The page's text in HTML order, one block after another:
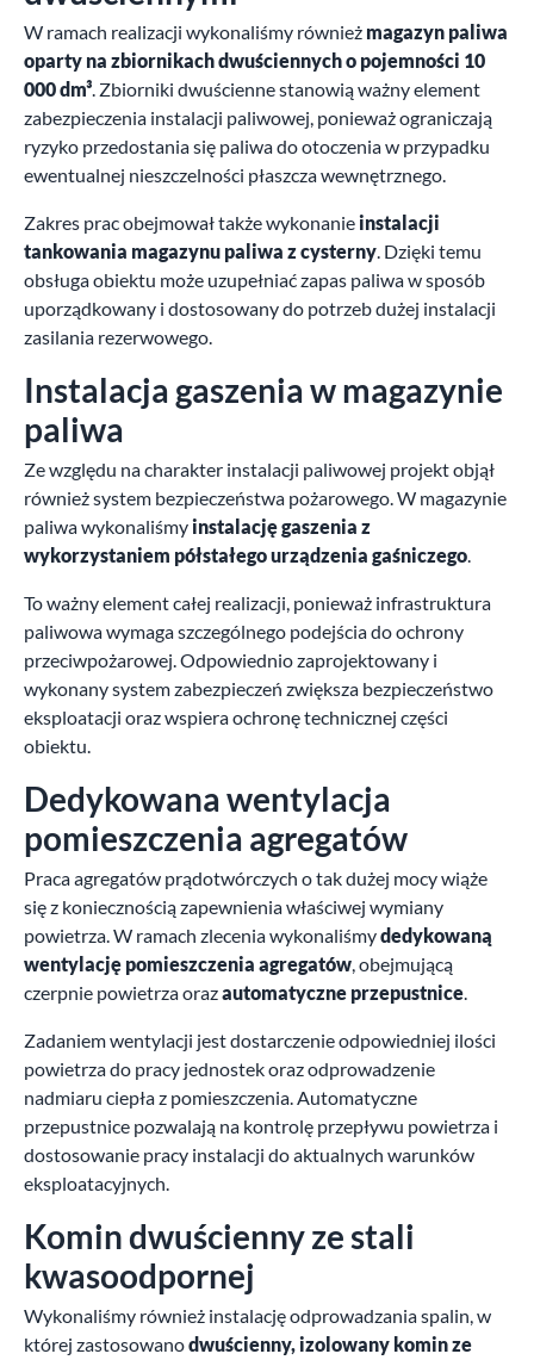
W ramach realizacji wykonaliśmy również magazyn paliwa
oparty na zbiornikach dwuściennych o pojemności 10
000 dm³. Zbiorniki dwuścienne stanowią ważny element
zabezpieczenia instalacji paliwowej, ponieważ ograniczają
ryzyko przedostania się paliwa do otoczenia w przypadku
ewentualnej nieszczelności płaszcza wewnętrznego.
Zakres prac obejmował także wykonanieinstalacji
tankowania magazynu paliwa z cysterny. Dzięki temu
obsługa obiektu może uzupełniać zapas paliwa w sposób
uporządkowany i dostosowany do potrzeb dużej instalacji
zasilania rezerwowego.
Instalacja gaszenia w magazynie
paliwa
Ze względu na charakter instalacji paliwowej projekt objął
również system bezpieczeństwa pożarowego. W magazynie
paliwa wykonaliśmyinstalację gaszenia z
wykorzystaniem półstałego urządzenia gaśniczego.
To ważny element całej realizacji, ponieważ infrastruktura
paliwowa wymaga szczególnego podejścia do ochrony
przeciwpożarowej. Odpowiednio zaprojektowany i
wykonany system zabezpieczeń zwiększa bezpieczeństwo
eksploatacji oraz wspiera ochronę technicznej części
obiektu.
Dedykowana wentylacja
pomieszczenia agregatów
Praca agregatów prądotwórczych o tak dużej mocy wiąże
się z koniecznością zapewnienia właściwej wymiany
powietrza. W ramach zlecenia wykonaliśmydedykowaną
wentylację pomieszczenia agregatów, obejmującą
czerpnie powietrza orazautomatyczne przepustnice.
Zadaniem wentylacji jest dostarczenie odpowiedniej ilości
powietrza do pracy jednostek oraz odprowadzenie
nadmiaru ciepła z pomieszczenia. Automatyczne
przepustnice pozwalają na kontrolę przepływu powietrza i
dostosowanie pracy instalacji do aktualnych warunków
eksploatacyjnych.
Komin dwuścienny ze stali
kwasoodpornej
Wykonaliśmy również instalację odprowadzania spalin, w
której zastosowanodwuścienny, izolowany komin ze